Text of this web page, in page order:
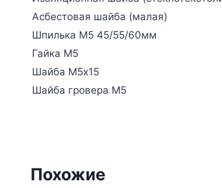
Асбестовая шайба (малая)
Шпилька М5 45/55/60мм
Гайка М5
Шайба М5х15
Шайба гровера М5
Похожие